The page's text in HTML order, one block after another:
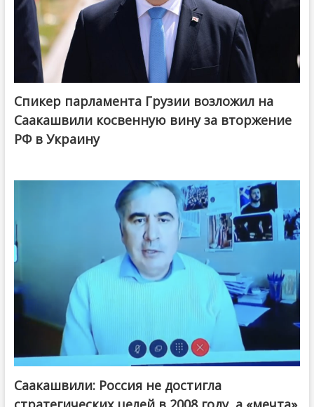
Спикер парламента Грузии возложил на
Саакашвили косвенную вину за вторжение
РФ в Украину
Саакашвили: Россия не достигла